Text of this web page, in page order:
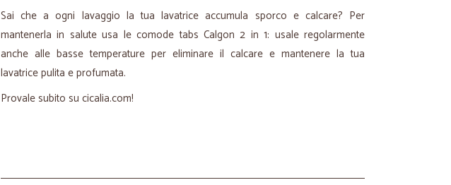
Sai che a ogni lavaggio la tua lavatrice accumula sporco e calcare? Per
mantenerla in salute usa le comode tabs Calgon 2 in 1: usale regolarmente
anche alle basse temperature per eliminare il calcare e mantenere la tua
lavatrice pulita e profumata.
Provale subito su cicalia.com!